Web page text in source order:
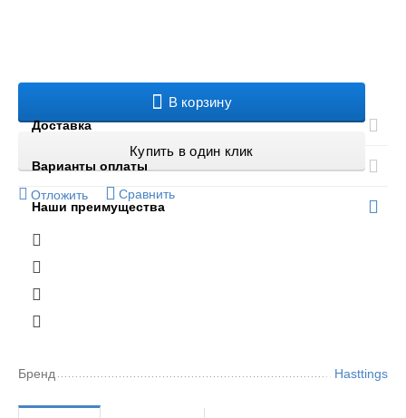
В корзину
Купить в один клик
Отложить Сравнить
Доставка
Варианты оплаты
Наши преимущества
Бренд Hasttings